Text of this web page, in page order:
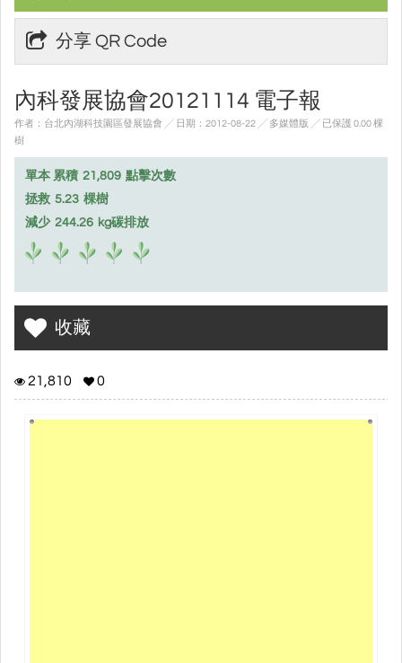
分享 QR Code
內科發展協會20121114 電子報
作者：台北內湖科技園區發展協會 ╱ 日期：2012-08-22 ╱ 多媒體版 ╱ 已保護 0.00 棵
樹
單本 累積 21,809 點擊次數
拯救 5.23 棵樹
減少 244.26 kg碳排放
收藏
21,810 0